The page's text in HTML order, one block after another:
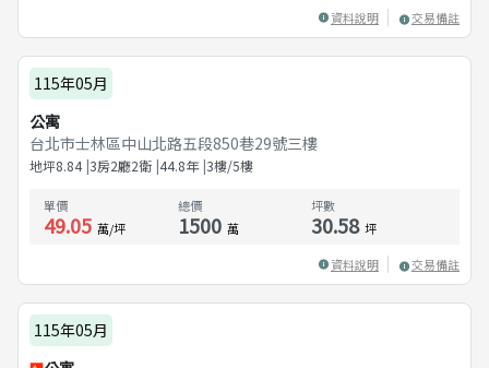
資料說明 交易備註
115年05月
公寓
台北市士林區中山北路五段850巷29號三樓
地坪8.84 3房2廳2衛 44.8年 3樓/5樓
單價
49.05 萬/坪
總價
1500 萬
坪數
30.58 坪
資料說明 交易備註
115年05月